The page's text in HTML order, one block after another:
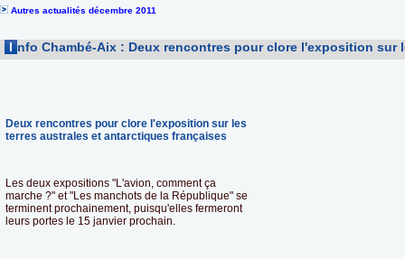
Autres actualités décembre 2011
I nfo Chambé-Aix : Deux rencontres pour clore l'exposition
Deux rencontres pour clore l'exposition sur les
terres australes et antarctiques françaises
Les deux expositions "L'avion, comment ça
marche ?" et "Les manchots de la République" se
terminent prochainement, puisqu'elles fermeront
leurs portes le 15 janvier prochain.